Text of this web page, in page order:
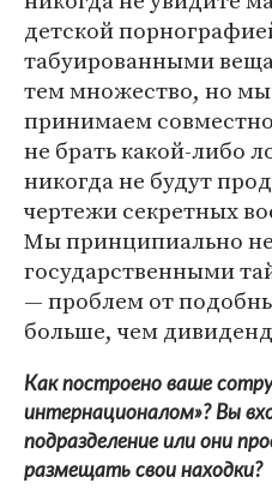
детской
табуированными
тем множество, но
принимаем
не брать какой-либо
никогда не будут
чертежи секретных
Мы принципиально
государственными
— проблем от
больше, чем
Как построено ваше
интернационалом»? Вы
подразделение или они
размещать свои находки?